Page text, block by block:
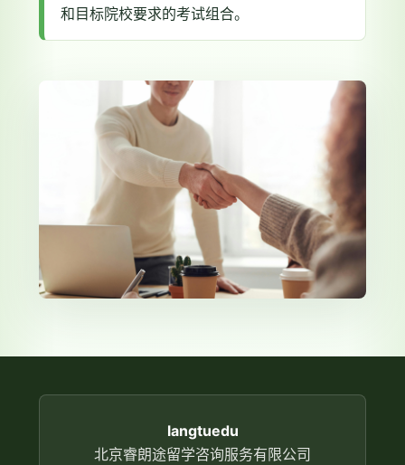
和目标院校要求的考试组合。
langtuedu
北京睿朗途留学咨询服务有限公司